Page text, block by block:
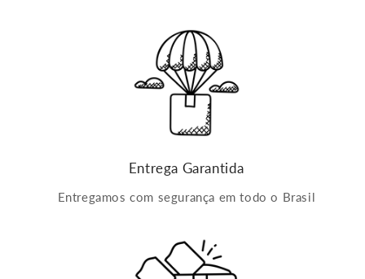
Entrega Garantida
Entregamos com segurança em todo o Brasil